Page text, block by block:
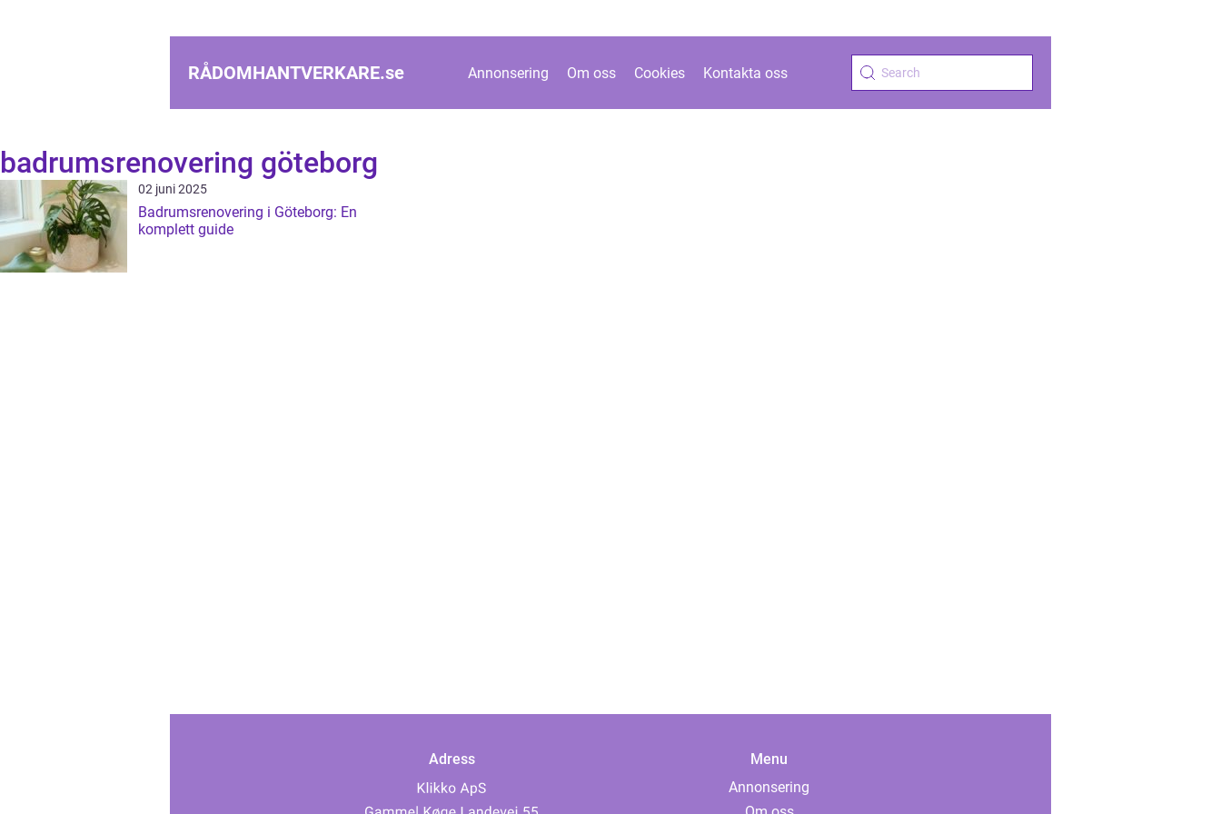
RÅDOMHANTVERKARE.se Annonsering Om oss Cookies Kontakta oss
badrumsrenovering göteborg
02 juni 2025
Badrumsrenovering i Göteborg: En
komplett guide
Adress
Menu
Annonsering